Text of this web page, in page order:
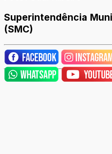
Superintendência
(SMC)